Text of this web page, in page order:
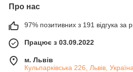
Про нас
97% позитивних з 191 відгука за
Працює з 03.09.2022
м. Львів
Кульпарківська 226, Львів, Україна